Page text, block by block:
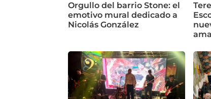
Orgullo del barrio Stone: el
emotivo mural dedicado a
Nicolás González